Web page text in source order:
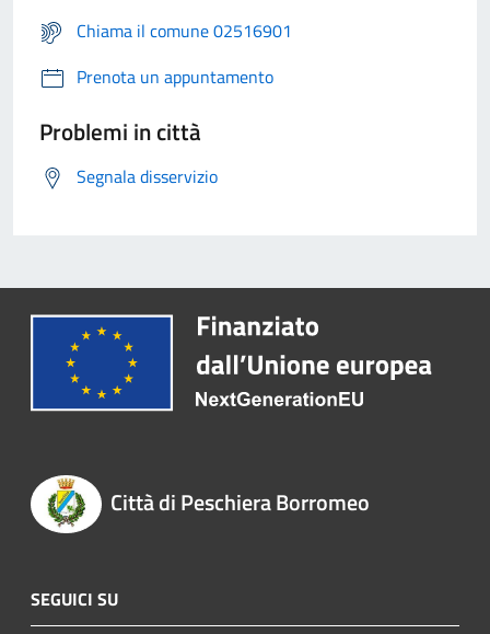
Chiama il comune 02516901
Prenota un appuntamento
Problemi in città
Segnala disservizio
Città di Peschiera Borromeo
SEGUICI SU